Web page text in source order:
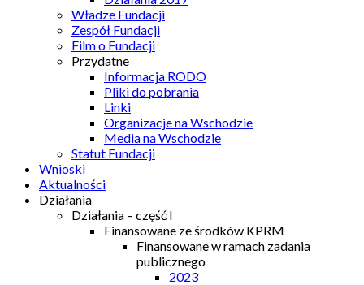
Władze Fundacji
Zespół Fundacji
Film o Fundacji
Przydatne
Informacja RODO
Pliki do pobrania
Linki
Organizacje na Wschodzie
Media na Wschodzie
Statut Fundacji
Wnioski
Aktualności
Działania
Działania – część I
Finansowane ze środków KPRM
Finansowane w ramach zadania
publicznego
2023